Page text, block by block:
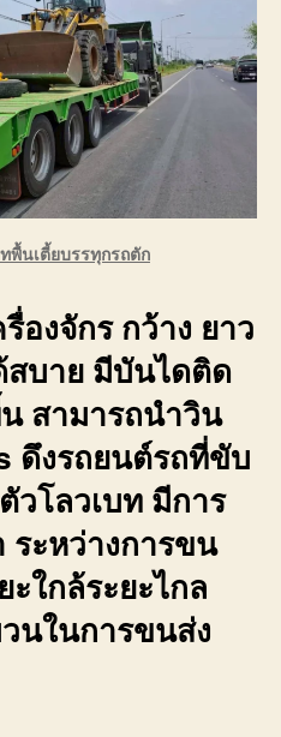
พื้นเตี้ยบรรทุกรถตัก
องจักร กว้าง ยาว
บาย มีบันไดติด
สามารถนำวิน
ดึงรถยนต์รถที่ขับ
วโลวเบท มีการ
ะหว่างการขน
ะใกล้ระยะไกล
นในการขนส่ง